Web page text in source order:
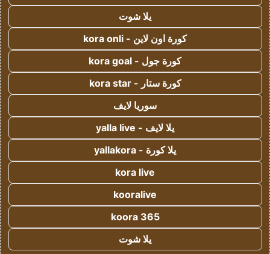
يلا شوت
كورة اون لاين - kora onli
كورة جول - kora goal
كورة ستار - kora star
سوريا لايف
يلا لايف - yalla live
يلا كورة - yallakora
kora live
kooralive
koora 365
يلا شوت